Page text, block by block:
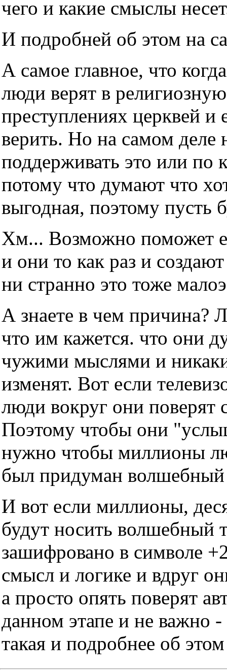
чего и какие смыслы
И подробней об этом на
А самое главное, что
люди верят в
преступлениях церквей и
верить. Но на самом деле
поддерживать это или по
потому что думают что
выгодная, поэтому пусть
Хм... Возможно поможет
и они то как раз и
ни странно это тоже
А знаете в чем причина?
что им кажется. что они
чужими мыслями и
изменят. Вот если
люди вокруг они поверят
Поэтому чтобы они
нужно чтобы миллионы
был придуман волшебный
И вот если миллионы,
будут носить волшебный
зашифровано в символе
смысл и логике и вдруг
а просто опять поверят
данном этапе и не важно
такая и подробнее об